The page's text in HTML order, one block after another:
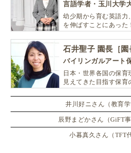
幼少期から育む英語力
を伸ばすことにあった
石井聖子 園長［園
日本・世界各国の保
見えてきた目指す保育
井川好ニさん（教育学
辰野まどかさん（GiFT事
小暮真久さん（TFT